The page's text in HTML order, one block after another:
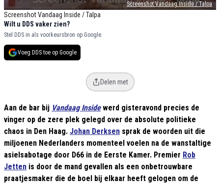
Screenshot Vandaag Inside / Talpa
Screenshot Vandaag Inside / Talpa
Wilt u DDS vaker zien?
Stel DDS in als voorkeursbron op Google.
Voeg DDS toe op Google
Delen met
Aan de bar bij Vandaag Insidewerd gisteravond precies de
vinger op de zere plek gelegd over de absolute politieke
chaos in Den Haag. Johan Derksen sprak de woorden uit die
miljoenen Nederlanders momenteel voelen na de wanstaltige
asielsabotage door D66 in de Eerste Kamer. Premier Rob
Jetten is door de mand gevallen als een onbetrouwbare
praatjesmaker die de boel bij elkaar heeft gelogen om de